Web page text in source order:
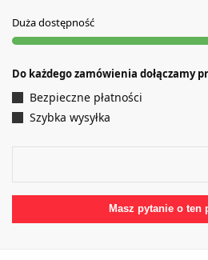
Duża dostępność
Do każdego zamówienia dołączamy
Bezpieczne płatności
Szybka wysyłka
Masz pytanie o ten